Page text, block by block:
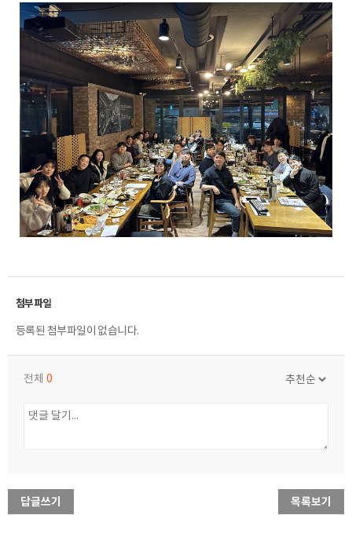
등록된 첨부파일이 없습니다.
전체 0
답글쓰기 목록보기